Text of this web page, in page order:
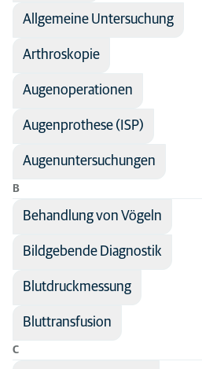
Fachbereich
Hund
Katze
Allgemeine Untersuchung
Arthroskopie
Augenoperationen
Augenprothese (ISP)
Augenuntersuchungen
B
Behandlung von Vögeln
Bildgebende Diagnostik
Blutdruckmessung
Bluttransfusion
C